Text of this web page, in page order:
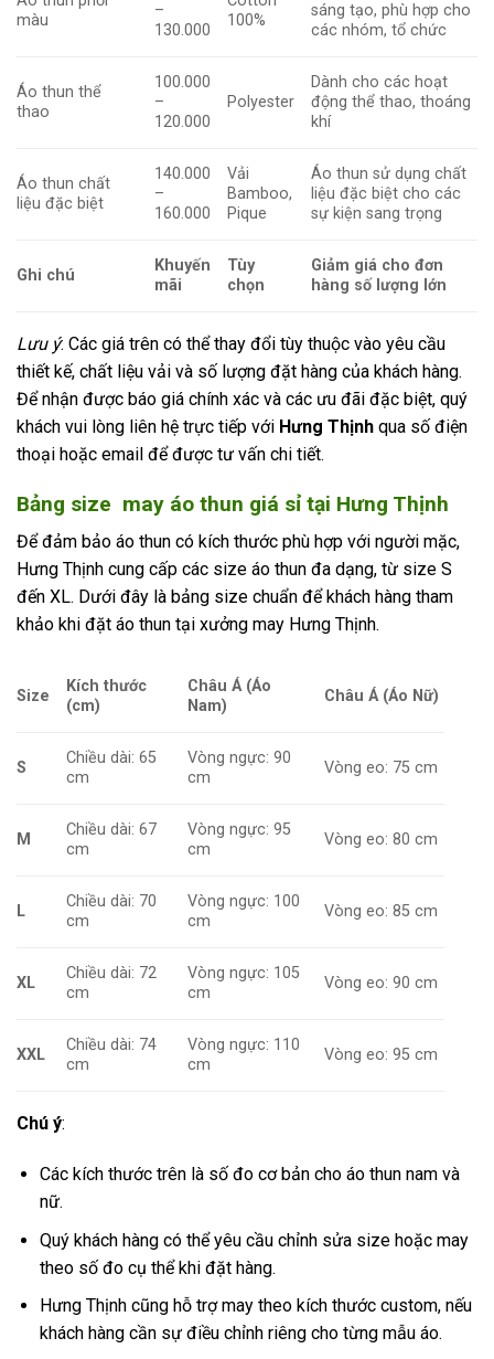
màu
–
130.000
100%
sáng tạo, phù hợp cho
các nhóm, tổ chức
Áo thun thể
thao
100.000
–
120.000
Polyester
Dành cho các hoạt
động thể thao, thoáng
khí
Áo thun chất
liệu đặc biệt
140.000
–
160.000
Vải
Bamboo,
Pique
Áo thun sử dụng chất
liệu đặc biệt cho các
sự kiện sang trọng
Ghi chú
Khuyến
mãi
Tùy
chọn
Giảm giá cho đơn
hàng số lượng lớn
Lưu ý: Các giá trên có thể thay đổi tùy thuộc vào yêu cầu
thiết kế, chất liệu vải và số lượng đặt hàng của khách hàng.
Để nhận được báo giá chính xác và các ưu đãi đặc biệt, quý
khách vui lòng liên hệ trực tiếp với Hưng Thịnh qua số điện
thoại hoặc email để được tư vấn chi tiết.
Bảng size may áo thun giá sỉ tại Hưng Thịnh
Để đảm bảo áo thun có kích thước phù hợp với người mặc,
Hưng Thịnh cung cấp các size áo thun đa dạng, từ size S
đến XL. Dưới đây là bảng size chuẩn để khách hàng tham
khảo khi đặt áo thun tại xưởng may Hưng Thịnh.
Size
Kích thước
(cm)
Châu Á (Áo
Nam)
Châu Á (Áo Nữ)
S
Chiều dài: 65
cm
Vòng ngực: 90
cm
Vòng eo: 75 cm
M
Chiều dài: 67
cm
Vòng ngực: 95
cm
Vòng eo: 80 cm
L
Chiều dài: 70
cm
Vòng ngực: 100
cm
Vòng eo: 85 cm
XL
Chiều dài: 72
cm
Vòng ngực: 105
cm
Vòng eo: 90 cm
XXL
Chiều dài: 74
cm
Vòng ngực: 110
cm
Vòng eo: 95 cm
Chú ý:
Các kích thước trên là số đo cơ bản cho áo thun nam và
nữ.
Quý khách hàng có thể yêu cầu chỉnh sửa size hoặc may
theo số đo cụ thể khi đặt hàng.
Hưng Thịnh cũng hỗ trợ may theo kích thước custom, nếu
khách hàng cần sự điều chỉnh riêng cho từng mẫu áo.